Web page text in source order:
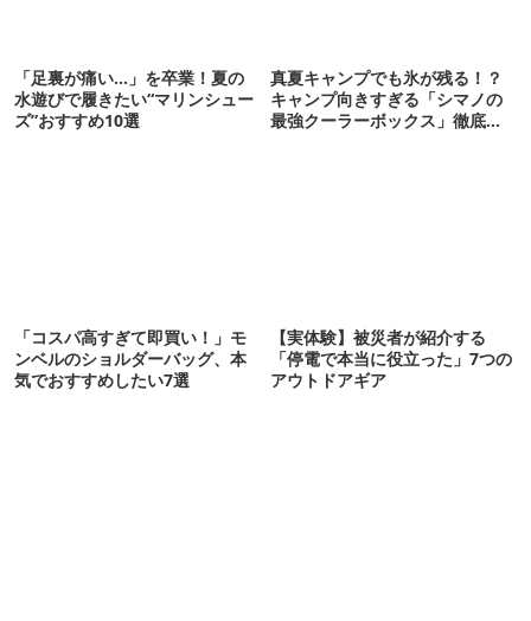
「足裏が痛い…」を卒業！夏の
水遊びで履きたい“マリンシュー
ズ”おすすめ10選
真夏キャンプでも氷が残る！？
キャンプ向きすぎる「シマノの
最強クーラーボックス」徹底解
「コスパ高すぎて即買い！」モ
ンベルのショルダーバッグ、本
気でおすすめしたい7選
【実体験】被災者が紹介する
「停電で本当に役立った」7つの
アウトドアギア